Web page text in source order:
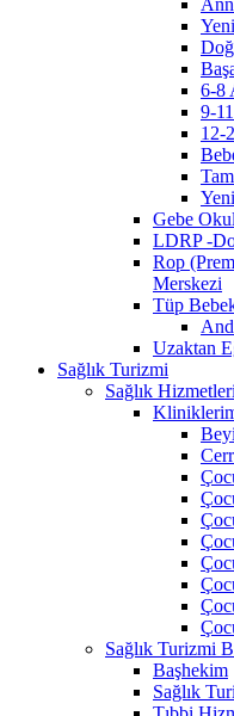
6-8
9-
12-
Gebe
LDRP -
Rop
Merskezi
Tüp
Uzaktan
Sağlık Turizmi
Sağlık
Sağlık Turizmi
Başhekim
Sağlık